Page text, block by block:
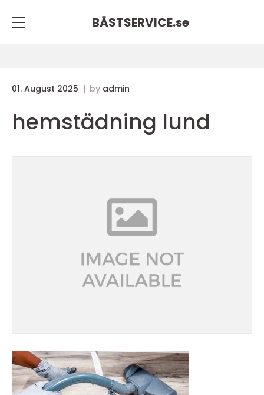
BÄSTSERVICE.se
01. August 2025 by admin
hemstädning lund